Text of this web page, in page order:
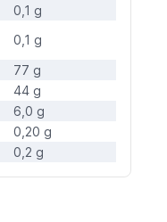
0,1 g
0,1 g
77 g
44 g
6,0 g
0,20 g
0,2 g